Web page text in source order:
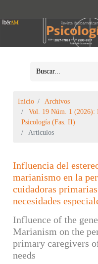
Inicio
Archivos
Vol. 19 Núm. 1 (2026):
Psicología (Fas. II)
Artículos
Influencia del
marianismo en la
cuidadoras
necesidades
Influence of the
Marianism on the
primary caregivers
needs